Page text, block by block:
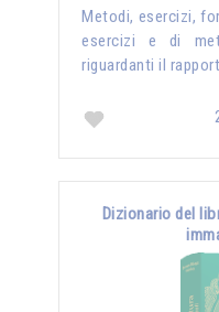
Metodi, esercizi,
esercizi e di
riguardanti il
Dizionario del